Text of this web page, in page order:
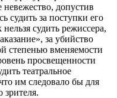
допустив
судить за поступки его
судить режиссера,
за убийство
степенью вменяемости
просвещенности
театральное
им следовало бы для
зрителя.